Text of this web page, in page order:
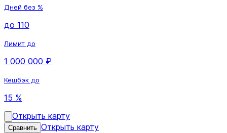
Дней без %
до 110
Лимит до
1 000 000 ₽
Кешбэк до
15 %
Открыть карту
Сравнить Открыть карту